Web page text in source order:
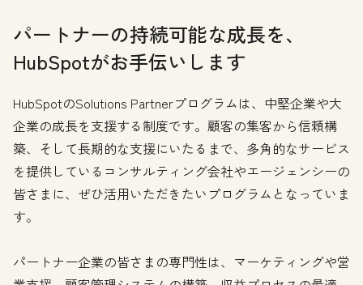
パートナーの持続可能な成長を、
HubSpotがお手伝いします
HubSpotのSolutions Partnerプログラムは、中堅企業や大
企業の成長を支援する制度です。顧客の集客から信頼構
築、そして長期的な支援にいたるまで、多角的なサービス
を提供しているコンサルティング会社やエージェンシーの
皆さまに、ぜひ活用いただきたいプログラムとなっていま
す。
パートナー企業の皆さまの専門性は、マーケティングや営